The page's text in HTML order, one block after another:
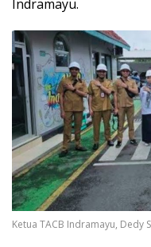
Indramayu.
Ketua TACB Indramayu, Dedy